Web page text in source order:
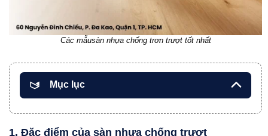
Các mẫusàn nhựa chống trơn trượt tốt nhất
Mục lục
1. Đặc điểm của sàn nhựa chống trượt